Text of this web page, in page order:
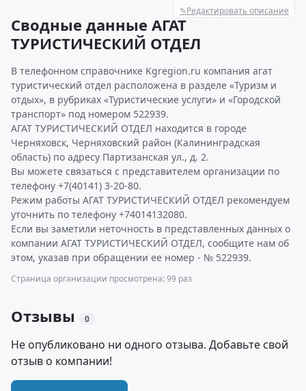
✎Редактировать описание
Сводные данные АГАТ
ТУРИСТИЧЕСКИЙ ОТДЕЛ
В телефонном справочнике Kgregion.ru компания агат
туристический отдел расположена в разделе «Туризм и
отдых», в рубриках «Туристические услуги» и «Городской
транспорт» под номером 522939.
АГАТ ТУРИСТИЧЕСКИЙ ОТДЕЛ находится в городе
Черняховск, Черняховский район (Калининградская
область) по адресу Партизанская ул., д. 2.
Вы можете связаться с представителем организации по
телефону +7(40141) 3-20-80.
Режим работы АГАТ ТУРИСТИЧЕСКИЙ ОТДЕЛ рекомендуем
уточнить по телефону +74014132080.
Если вы заметили неточность в представленных данных о
компании АГАТ ТУРИСТИЧЕСКИЙ ОТДЕЛ, сообщите нам об
этом, указав при обращении ее номер - № 522939.
Страница организации просмотрена: 99 раз
Отзывы 0
Не опубликовано ни одного отзыва. Добавьте свой
отзыв о компании!